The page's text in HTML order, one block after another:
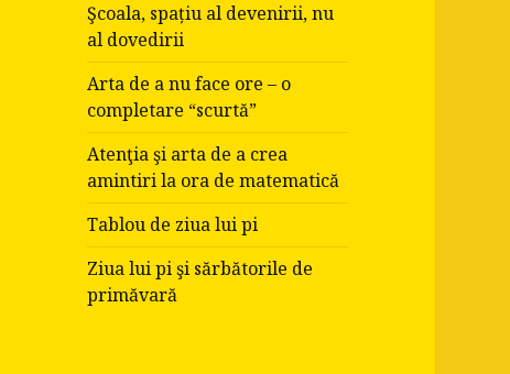
Şcoala, spațiu al devenirii, nu
al dovedirii
Arta de a nu face ore – o
completare “scurtă”
Atenţia şi arta de a crea
amintiri la ora de matematică
Tablou de ziua lui pi
Ziua lui pi şi sărbătorile de
primăvară